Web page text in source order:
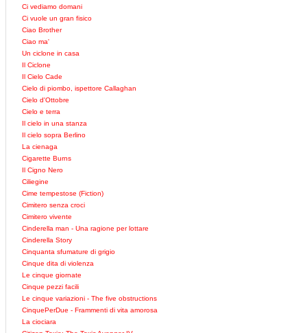
Ci vediamo domani
Ci vuole un gran fisico
Ciao Brother
Ciao ma'
Un ciclone in casa
Il Ciclone
Il Cielo Cade
Cielo di piombo, ispettore Callaghan
Cielo d'Ottobre
Cielo e terra
Il cielo in una stanza
Il cielo sopra Berlino
La cienaga
Cigarette Burns
Il Cigno Nero
Ciliegine
Cime tempestose (Fiction)
Cimitero senza croci
Cimitero vivente
Cinderella man - Una ragione per lottare
Cinderella Story
Cinquanta sfumature di grigio
Cinque dita di violenza
Le cinque giornate
Cinque pezzi facili
Le cinque variazioni - The five obstructions
CinquePerDue - Frammenti di vita amorosa
La ciociara